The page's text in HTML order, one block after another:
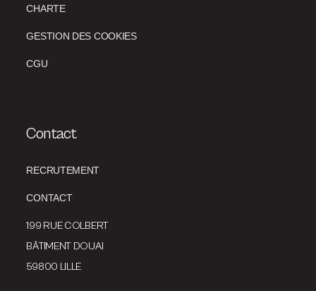
CHARTE
GESTION DES COOKIES
CGU
Contact
RECRUTEMENT
CONTACT
199 RUE COLBERT
BÂTIMENT DOUAI
59800 LILLE